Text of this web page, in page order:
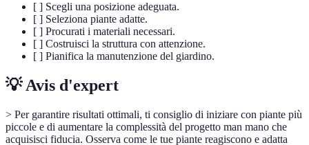
[ ] Scegli una posizione adeguata.
[ ] Seleziona piante adatte.
[ ] Procurati i materiali necessari.
[ ] Costruisci la struttura con attenzione.
[ ] Pianifica la manutenzione del giardino.
💡 Avis d'expert
> Per garantire risultati ottimali, ti consiglio di iniziare con piante più
piccole e di aumentare la complessità del progetto man mano che
acquisisci fiducia. Osserva come le tue piante reagiscono e adatta